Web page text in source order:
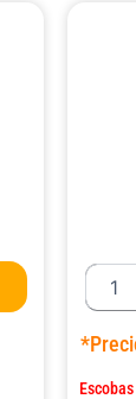
escoba
95CM.
cantidad
Escobas